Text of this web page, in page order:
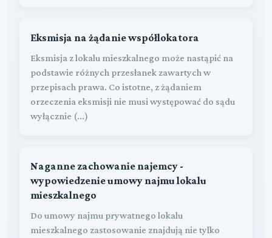
Eksmisja na żądanie współlokatora
Eksmisja z lokalu mieszkalnego może nastąpić na
podstawie różnych przesłanek zawartych w
przepisach prawa. Co istotne, z żądaniem
orzeczenia eksmisji nie musi występować do sądu
wyłącznie (...)
Naganne zachowanie najemcy -
wypowiedzenie umowy najmu lokalu
mieszkalnego
Do umowy najmu prywatnego lokalu
mieszkalnego zastosowanie znajdują nie tylko